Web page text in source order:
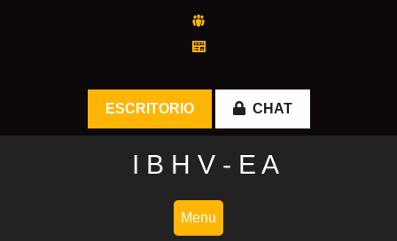
ESCRITORIO CHAT
I B H V - E A
Menu